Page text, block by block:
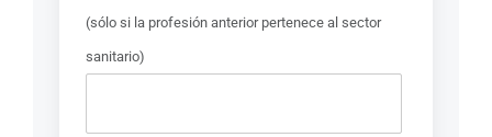
(sólo si la profesión anterior pertenece al sector
sanitario)